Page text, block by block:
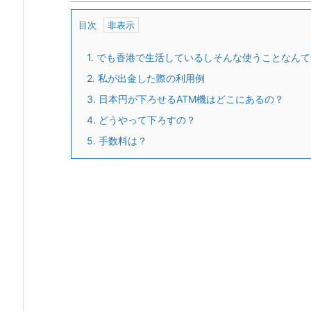
目次
1. でも香港で生活しているしそんな使うことなん
2. 私が出金した際の利用例
3. 日本円が下ろせるATM機はどこにあるの？
4. どうやって下ろすの？
5. 手数料は？